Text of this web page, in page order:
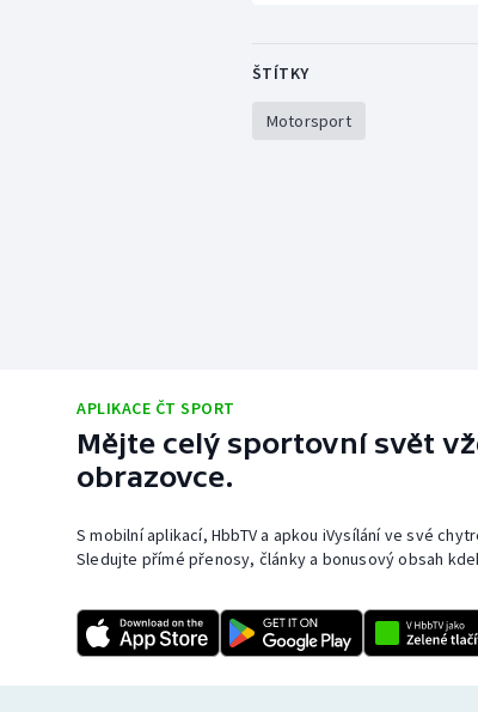
ŠTÍTKY
Motorsport
APLIKACE ČT SPORT
Mějte celý sportovní svět
obrazovce.
S mobilní aplikací, HbbTV a apkou iVysílání ve své
Sledujte přímé přenosy, články a bonusový obsah